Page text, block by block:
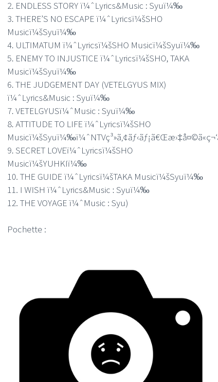
2. ENDLESS STORY ï¼ˆLyrics&Music : Syuï¼‰
3. THERE’S NO ESCAPE ï¼ˆLyricsï¼šSHO
Musicï¼šSyuï¼‰
4. ULTIMATUM ï¼ˆLyricsï¼šSHO Musicï¼šSyuï¼‰
5. ENEMY TO INJUSTICE ï¼ˆLyricsï¼šSHO, TAKA
Musicï¼šSyuï¼‰
6. THE JUDGEMENT DAY (VETELGYUS MIX)
ï¼ˆLyrics&Music : Syuï¼‰
7. VETELGYUSï¼ˆMusic : Syuï¼‰
8. ATTITUDE TO LIFE ï¼ˆLyricsï¼šSHO
9. SECRET LOVEï¼ˆLyricsï¼šSHO
Musicï¼šYUHKIï¼‰
10. THE GUIDE ï¼ˆLyricsï¼šTAKA Musicï¼šSyuï¼‰
11. I WISH ï¼ˆLyrics&Music : Syuï¼‰
12. THE VOYAGE ï¼ˆMusic : Syu)
Pochette :